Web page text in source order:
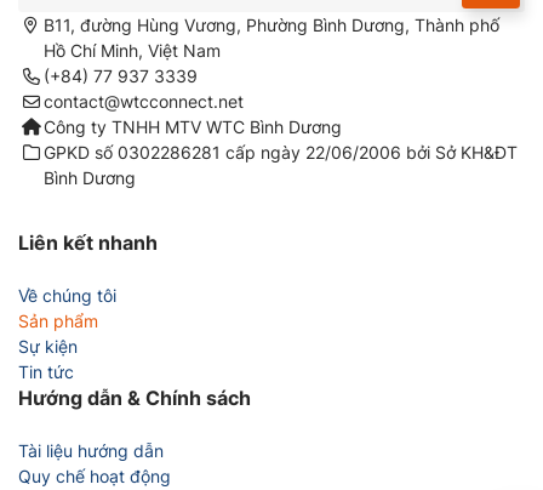
B11, đường Hùng Vương, Phường Bình Dương, Thành phố
Hồ Chí Minh, Việt Nam
(+84) 77 937 3339
contact@wtcconnect.net
Công ty TNHH MTV WTC Bình Dương
GPKD số 0302286281 cấp ngày 22/06/2006 bởi Sở KH&ĐT
Bình Dương
Liên kết nhanh
Về chúng tôi
Sản phẩm
Sự kiện
Tin tức
Hướng dẫn & Chính sách
Tài liệu hướng dẫn
Quy chế hoạt động